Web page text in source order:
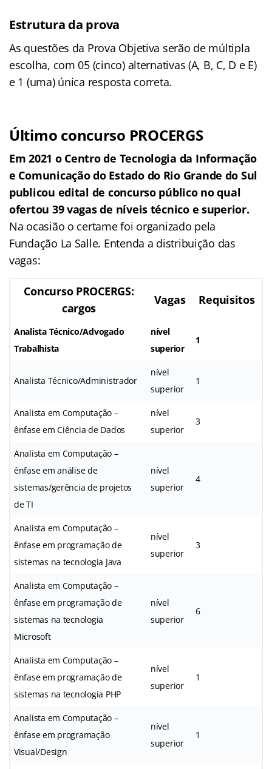
Estrutura da prova
As questões da Prova Objetiva serão de múltipla
escolha, com 05 (cinco) alternativas (A, B, C, D e E)
e 1 (uma) única resposta correta.
Último concurso PROCERGS
Em 2021 o Centro de Tecnologia da Informação
e Comunicação do Estado do Rio Grande do Sul
publicou edital de concurso público no qual
ofertou 39 vagas de níveis técnico e superior.
Na ocasião o certame foi organizado pela
Fundação La Salle. Entenda a distribuição das
vagas:
Concurso PROCERGS:
cargos
Vagas Requisitos
Analista Técnico/Advogado
Trabalhista
nível
superior
1
Analista Técnico/Administrador
nível
superior
1
Analista em Computação –
ênfase em Ciência de Dados
nível
superior
3
Analista em Computação –
ênfase em análise de
sistemas/gerência de projetos
de TI
nível
superior
4
Analista em Computação –
ênfase em programação de
sistemas na tecnologia Java
nível
superior
3
Analista em Computação –
ênfase em programação de
sistemas na tecnologia
Microsoft
nível
superior
6
Analista em Computação –
ênfase em programação de
sistemas na tecnologia PHP
nível
superior
1
Analista em Computação –
ênfase em programação
Visual/Design
nível
superior
1